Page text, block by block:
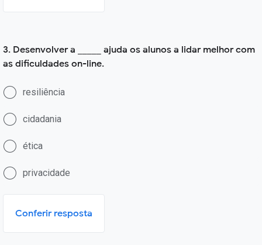
3. Desenvolver a _____ ajuda os alunos a lidar melhor com
as dificuldades on-line.
resiliência
cidadania
ética
privacidade
Conferir resposta